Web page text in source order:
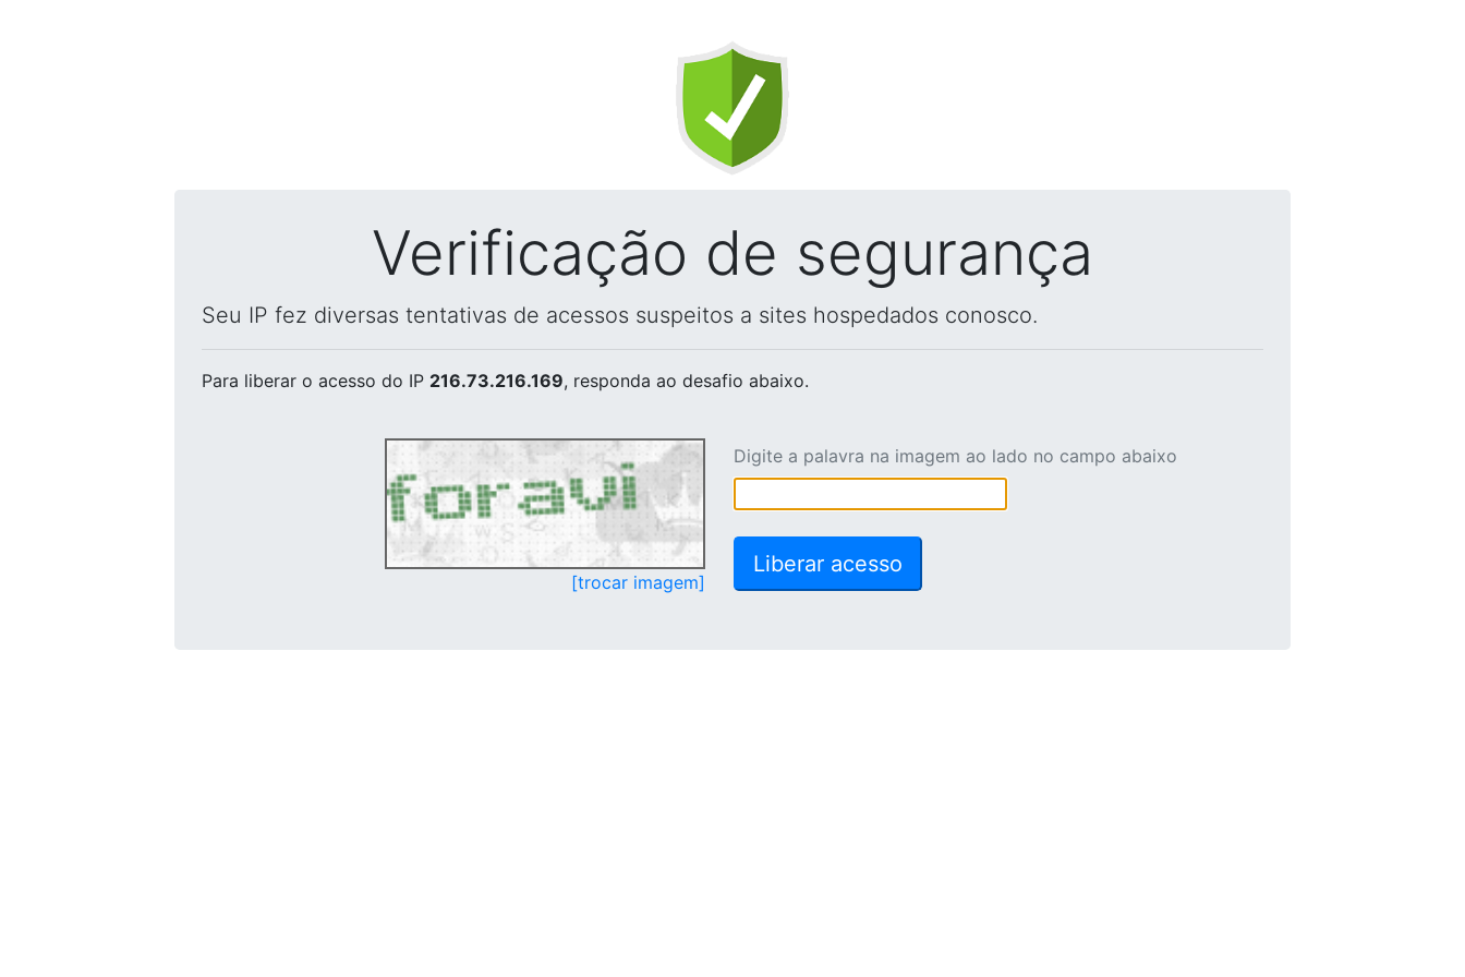
Verificação de segurança
Seu IP fez diversas tentativas de acessos suspeitos a sites hospedados conosco.
Para liberar o acesso do IP 216.73.216.169, responda ao desafio abaixo.
[trocar imagem]
Digite a palavra na imagem ao lado no campo abaixo